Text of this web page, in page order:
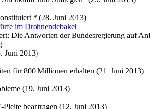
* (28. Juni 2013)
im Drohnendebakel
Die Antworten der Bundesregierung auf
Juni 2013)
für 800 Millionen erhalten (21. Juni 2013)
(19. Juni 2013)
beantragen (12. Juni 2013)